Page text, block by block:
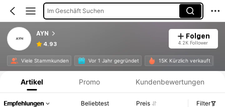
Im Geschäft Suchen
AYN
4.93
Folgen
4.2K Follower
Viele Stammkunden Vor 1 Jahr gegründet 15K Kürzlich verkauft
Produktinformation: Preisangabe, Verkaufs- und Lagerbestandsdetails.
Artikel Promo Kundenbewertungen
Empfehlungen Beliebtest Preis
Filter